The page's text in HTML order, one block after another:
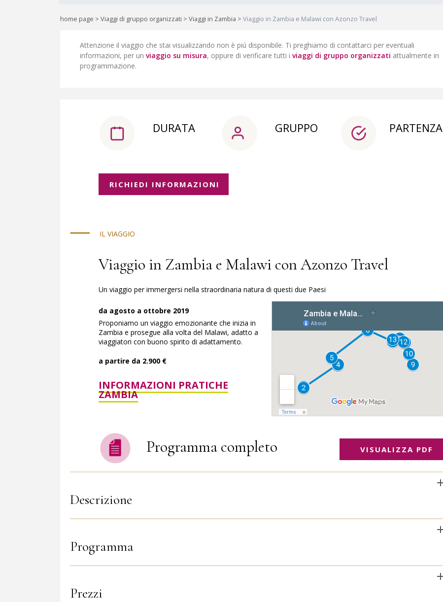
home page > Viaggi di gruppo organizzati > Viaggi in Zambia > Viaggio in Zambia e Malawi con Azonzo Travel
Attenzione il viaggio che stai visualizzando non è piú disponibile. Ti preghiamo di contattarci per eventuali
informazioni, per un viaggio su misura, oppure di verificare tutti i viaggi di gruppo organizzati attualmente in
programmazione.
DURATA GRUPPO PARTENZA
RICHIEDI INFORMAZIONI
IL VIAGGIO
Viaggio in Zambia e Malawi con Azonzo Travel
Un viaggio per immergersi nella straordinaria natura di questi due Paesi
da agosto a ottobre 2019
Proponiamo un viaggio emozionante che inizia in
Zambia e prosegue alla volta del Malawi, adatto a
viaggiatori con buono spirito di adattamento.
a partire da 2.900 €
INFORMAZIONI PRATICHE
ZAMBIA
Programma completo VISUALIZZA PDF
Descrizione
Programma
Prezzi